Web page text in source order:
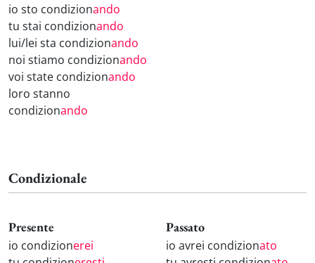
io sto condizionando
tu stai condizionando
lui/lei sta condizionando
noi stiamo condizionando
voi state condizionando
loro stanno
condizionando
Condizionale
Presente
io condizionerei
Passato
io avrei condizionato